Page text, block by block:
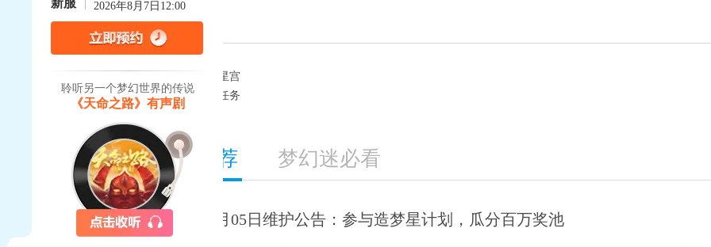
新服 2026年8月7日12:00
聆听另一个梦幻世界的传说
《天命之路》有声剧
白帝星宫
下一篇：
神器任务
精彩推荐 梦幻迷必看
2026年08月05日维护公告：参与造梦星计划，瓜分百万奖池